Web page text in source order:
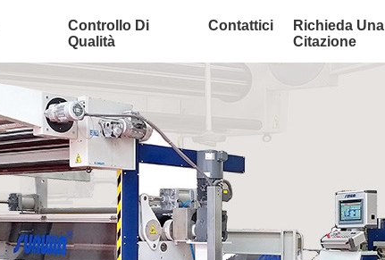
Controllo Di
Qualità
Contattici
Richieda Una
Citazione